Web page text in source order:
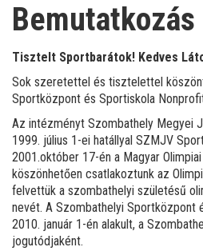
Bemutatkozás
Tisztelt Sportbarátok! Kedves
Sok szeretettel és tisztelettel
Sportközpont és Sportiskola
Az intézményt Szombathely Megyei
1999. július 1-ei hatállyal SZMJV
2001.október 17-én a Magyar
köszönhetően csatlakoztunk az
felvettük a szombathelyi születésű
nevét. A Szombathelyi Sportközpont
2010. január 1-én alakult, a
jogutódjaként.